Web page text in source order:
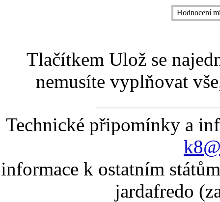
Hodnocení
Tlačítkem Ulož se
nemusíte vyplňovat
Technické připomínky a
informace k ostatním
jardafredo